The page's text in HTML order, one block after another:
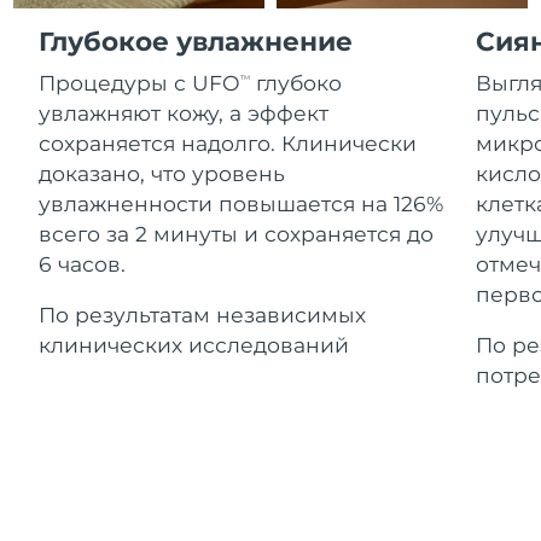
Глубокое увлажнение
Процедуры с UFOTM
глубоко
увлажняют кожу, а эффект
сохраняется надолго. Клинически
доказано, что уровень
увлажненности повышается на 126%
всего за 2 минуты и сохраняется до
6 часов.
По результатам независимых
клинических исследований
По
For healthy hair
Косметика Для мужчин
Купить
ПОДРОБНЕЕ
Гибралтар
8/14/26
Греция
Ожидаемая дата доставки
8/10/26
Гонконг (САР)
8/11/26
Венгрия
Ожидаемая дата доставки
Исландия
Ожидаемая дата доставки
Ожидаемая дата доставки